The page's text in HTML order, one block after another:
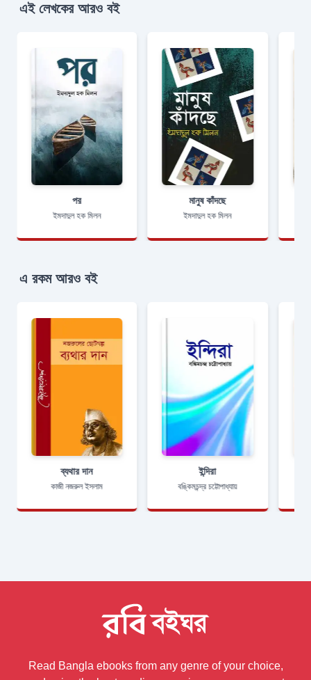
এই লেখকের আরও বই
পর
ইমদাদুল হক মিলন
মানুষ কাঁদছে
ইমদাদুল হক মিলন
এ রকম আরও বই
ব্যথার দান
কাজী নজরুল ইসলাম
ইন্দিরা
বঙ্কিমচন্দ্র চট্টোপাধ্যায়
Read Bangla ebooks from any genre of your choice,